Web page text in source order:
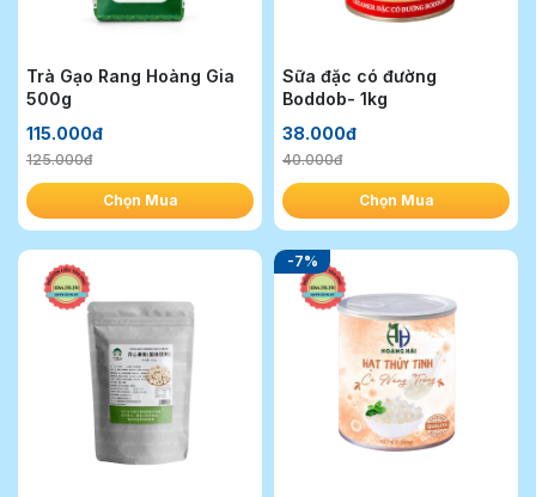
Trà Gạo Rang Hoàng Gia
500g
115.000đ
125.000đ
Chọn Mua
Sữa đặc có đường
Boddob- 1kg
38.000đ
40.000đ
Chọn Mua
-7%